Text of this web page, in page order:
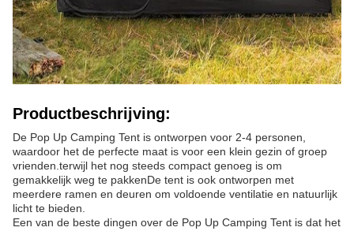
Productbeschrijving:
De Pop Up Camping Tent is ontworpen voor 2-4 personen,
waardoor het de perfecte maat is voor een klein gezin of groep
vrienden.terwijl het nog steeds compact genoeg is om
gemakkelijk weg te pakkenDe tent is ook ontworpen met
meerdere ramen en deuren om voldoende ventilatie en natuurlijk
licht te bieden.
Een van de beste dingen over de Pop Up Camping Tent is dat het